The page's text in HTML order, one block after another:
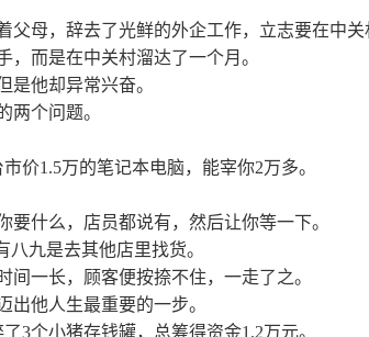
父母，辞去了光鲜的外企工作，立志要在中关
而是在中关村溜达了一个月。
是他却异常兴奋。
两个问题。
价1.5万的笔记本电脑，能宰你2万多。
什么，店员都说有，然后让你等一下。
九是去其他店里找货。
一长，顾客便按捺不住，一走了之。
出他人生最重要的一步。
3个小猪存钱罐，总筹得资金1.2万元。